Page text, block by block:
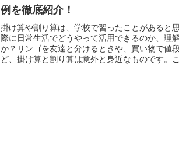
例を徹底紹介！
掛け算や割り算は、学校で習ったことがあると
際に日常生活でどうやって活用できるのか、理
か？リンゴを友達と分けるときや、買い物で値
ど、掛け算と割り算は意外と身近なものです。